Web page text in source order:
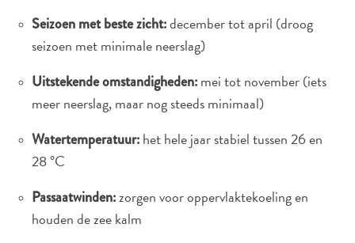
Seizoen met beste zicht:december tot april (droog
seizoen met minimale neerslag)
Uitstekende omstandigheden:mei tot november (iets
meer neerslag, maar nog steeds minimaal)
Watertemperatuur:het hele jaar stabiel tussen 26 en
28 °C
Passaatwinden:zorgen voor oppervlaktekoeling en
houden de zee kalm